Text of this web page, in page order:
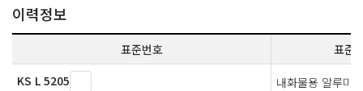
이력정보
표준번호
표준
KS L 5205
내화물용 알루미